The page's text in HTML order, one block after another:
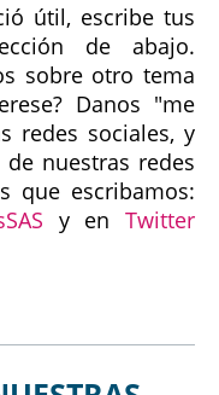
útil, escribe tus
de abajo.
sobre otro tema
Danos "me
redes sociales, y
nuestras redes
que escribamos:
y en Twitter